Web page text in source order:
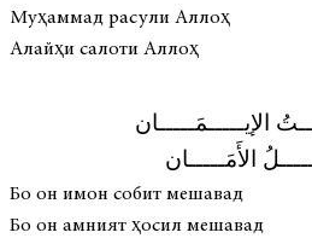
Муҳаммад расули Аллоҳ
Алайҳи салоти Аллоҳ
الإيـــــمَـــــان
الأَمَـــــان
Бо он имон собит мешавад
Бо он амният ҳосил мешавад